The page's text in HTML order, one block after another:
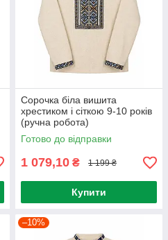
Сорочка біла вишита
хрестиком і сіткою 9-10 років
(ручна робота)
Готово до відправки
1 079,10 ₴ 1 199 ₴
Купити
–10%